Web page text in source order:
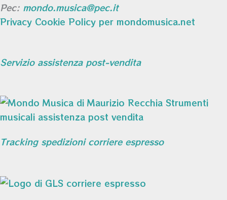
Pec: mondo.musica@pec.it
Privacy Cookie Policy per mondomusica.net
Servizio assistenza post-vendita
Tracking spedizioni corriere espresso